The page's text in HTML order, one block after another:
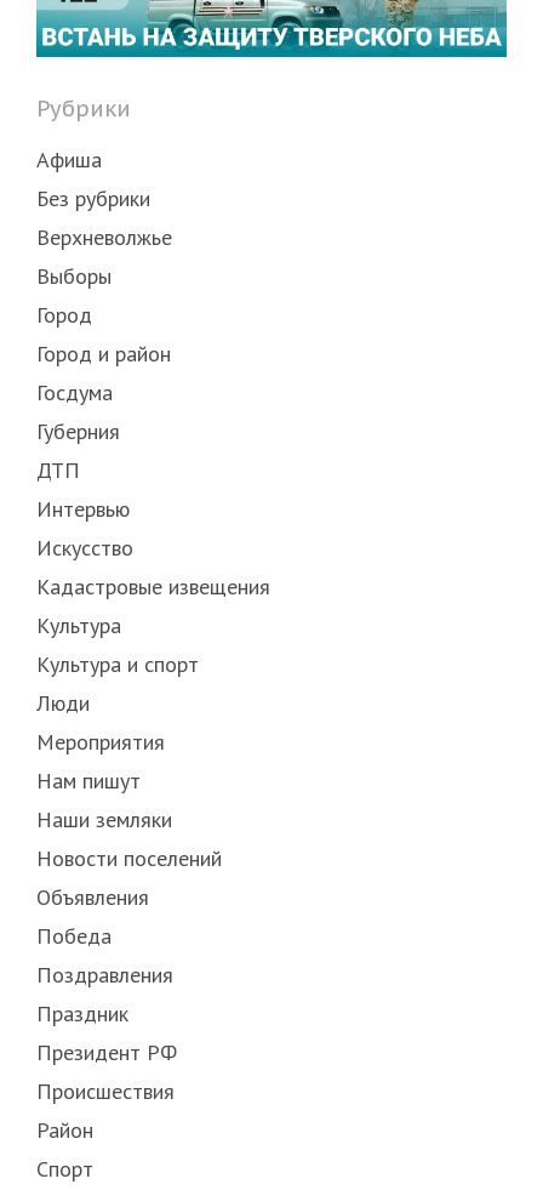
Рубрики
Афиша
Без рубрики
Верхневолжье
Выборы
Город
Город и район
Госдума
Губерния
ДТП
Интервью
Искусство
Кадастровые извещения
Культура
Культура и спорт
Люди
Мероприятия
Нам пишут
Наши земляки
Новости поселений
Объявления
Победа
Поздравления
Праздник
Президент РФ
Происшествия
Район
Спорт